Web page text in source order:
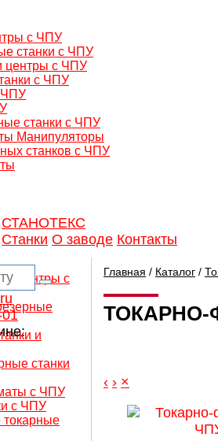
с ЧПУ
станки с ЧПУ
центры с ЧПУ
с ЧПУ
ЧПУ
станки с ЧПУ
Манипуляторы
станков с ЧПУ
СТАНОТЕКС
Станки О заводе Контакты
центры с
и
станки
с ЧПУ
с ЧПУ
токарные
Главная / Каталог /
ТОКАРНО-
‹ › ×